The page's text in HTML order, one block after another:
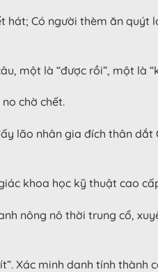
Có người thèm ăn quýt
một là “được rồi”, một là
chờ chết.
lão nhân gia đích thân dắt
khoa học kỹ thuật cao
nông nô thời trung cổ,
Xác minh danh tính thành